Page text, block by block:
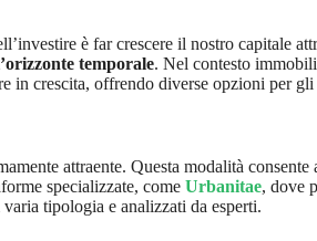
è far crescere il nostro capitale
temporale. Nel contesto
in crescita, offrendo diverse opzioni per
attraente. Questa modalità
specializzate, come Urbanitae, dove
tipologia e analizzati da esperti.